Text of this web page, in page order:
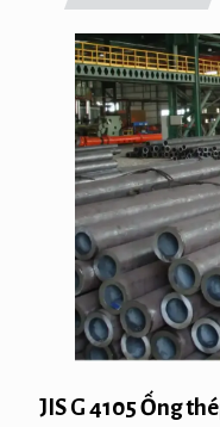
JIS G 4105 Ống